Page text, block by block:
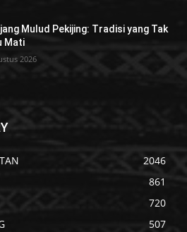
Mulud Pekijing: Tradisi yang Tak
Mati
2026
2046
861
720
507